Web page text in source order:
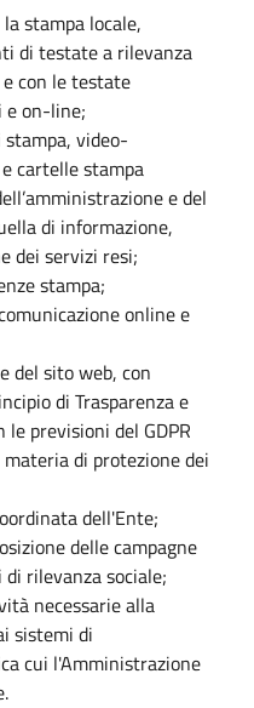
stampa locale,
di testate a rilevanza
con le testate
e on-line;
video-
cartelle stampa
e del
di informazione,
dei servizi resi;
stampa;
online e
del sito web, con
di Trasparenza e
le previsioni del GDPR
di protezione dei
dell'Ente;
delle campagne
rilevanza sociale;
necessarie alla
sistemi di
cui l'Amministrazione